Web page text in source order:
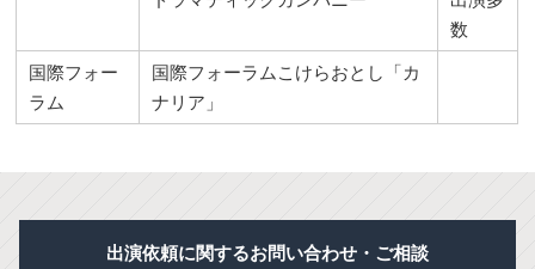
数
国際フォー
ラム
国際フォーラムこけらおとし「カ
ナリア」
出演依頼に関するお問い合わせ・ご相談